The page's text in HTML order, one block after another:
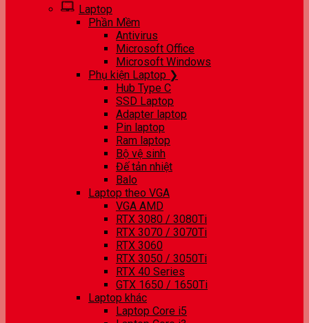
Laptop
Phần Mềm
Antivirus
Microsoft Office
Microsoft Windows
Phụ kiện Laptop ❯
Hub Type C
SSD Laptop
Adapter laptop
Pin laptop
Ram laptop
Bộ vệ sinh
Đế tản nhiệt
Balo
Laptop theo VGA
VGA AMD
RTX 3080 / 3080Ti
RTX 3070 / 3070Ti
RTX 3060
RTX 3050 / 3050Ti
RTX 40 Series
GTX 1650 / 1650Ti
Laptop khác
Laptop Core i5